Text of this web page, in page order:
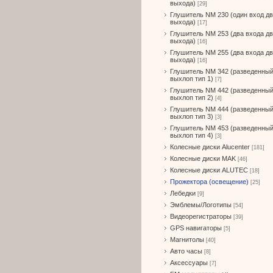
выхода) [29]
Глушитель NM 230 (один вход
выхода) [17]
Глушитель NM 253 (два входа
выхода) [16]
Глушитель NM 255 (два входа
выхода) [16]
Глушитель NM 342 (разведенный
выхлоп тип 1) [7]
Глушитель NM 442 (разведенный
выхлоп тип 2) [4]
Глушитель NM 444 (разведенный
выхлоп тип 3) [3]
Глушитель NM 453 (разведенный
выхлоп тип 4) [3]
Колесные диски Alucenter [181]
Колесные диски MAK [46]
Колесные диски ALUTEC [18]
Прожектора (освещение) [25]
Лебедки [9]
Эмблемы/Логотипы [54]
Видеорегистраторы [39]
GPS навигаторы [5]
Магнитолы [40]
Авто часы [8]
Аксессуары [7]